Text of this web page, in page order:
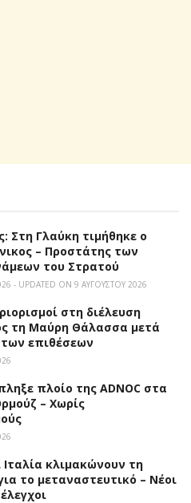
Στη Γλαύκη τιμήθηκε ο
– Προστάτης των
του Στρατού
- UPDATED ON 9 ΑΥΓΟΎΣΤΟΥ 2026
στη διέλευση
τη Μαύρη Θάλασσα μετά
επιθέσεων
πλοίο της ADNOC στα
– Χωρίς
Ιταλία κλιμακώνουν τη
το μεταναστευτικό – Νέοι